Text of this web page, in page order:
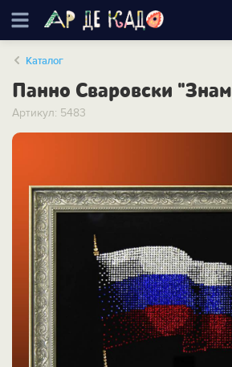
Каталог
Панно Сваровски
Артикул: 5483